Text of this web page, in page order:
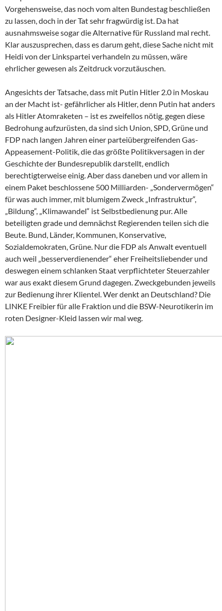
Vorgehensweise, das noch vom alten Bundestag beschließen
zu lassen, doch in der Tat sehr fragwürdig ist. Da hat
ausnahmsweise sogar die Alternative für Russland mal recht.
Klar auszusprechen, dass es darum geht, diese Sache nicht mit
Heidi von der Linkspartei verhandeln zu müssen, wäre
ehrlicher gewesen als Zeitdruck vorzutäuschen.
Angesichts der Tatsache, dass mit Putin Hitler 2.0 in Moskau
an der Macht ist- gefährlicher als Hitler, denn Putin hat anders
als Hitler Atomraketen – ist es zweifellos nötig, gegen diese
Bedrohung aufzurüsten, da sind sich Union, SPD, Grüne und
FDP nach langen Jahren einer parteiübergreifenden Gas-
Appeasement-Politik, die das größte Politikversagen in der
Geschichte der Bundesrepublik darstellt, endlich
berechtigterweise einig. Aber dass daneben und vor allem in
einem Paket beschlossene 500 Milliarden- „Sondervermögen“
für was auch immer, mit blumigem Zweck „Infrastruktur“,
„Bildung“, „Klimawandel“ ist Selbstbedienung pur. Alle
beteiligten grade und demnächst Regierenden teilen sich die
Beute. Bund, Länder, Kommunen, Konservative,
Sozialdemokraten, Grüne. Nur die FDP als Anwalt eventuell
auch weil „besserverdienender“ eher Freiheitsliebender und
deswegen einem schlanken Staat verpflichteter Steuerzahler
war aus exakt diesem Grund dagegen. Zweckgebunden jeweils
zur Bedienung ihrer Klientel. Wer denkt an Deutschland? Die
LINKE Freibier für alle Fraktion und die BSW-Neurotikerin im
roten Designer-Kleid lassen wir mal weg.